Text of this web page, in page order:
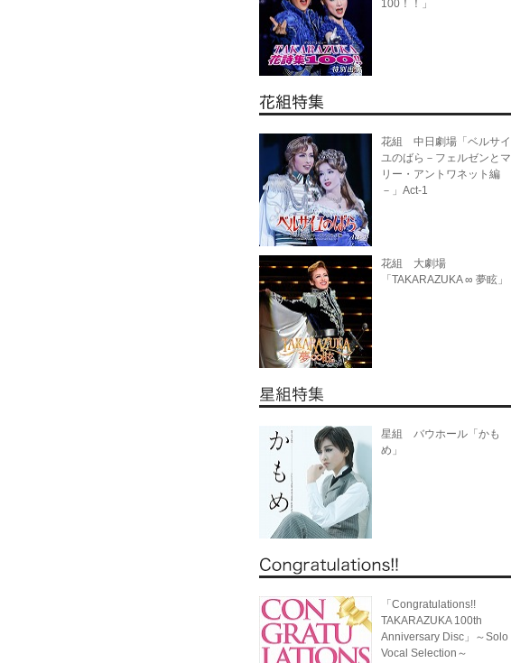
100！！」
花組 中日劇場「ベルサイ
ユのばら－フェルゼンとマ
リー・アントワネット編
－」Act-1
花組 大劇場
「TAKARAZUKA ∞ 夢眩」
星組 バウホール「かも
め」
「Congratulations!!
TAKARAZUKA 100th
Anniversary Disc」～Solo
Vocal Selection～